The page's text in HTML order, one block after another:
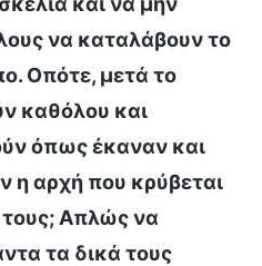
να καταλάβουν το
Οπότε, μετά το
καθόλου και
όπως έκαναν και
η αρχή που κρύβεται
τους; Απλώς να
τα δικά τους